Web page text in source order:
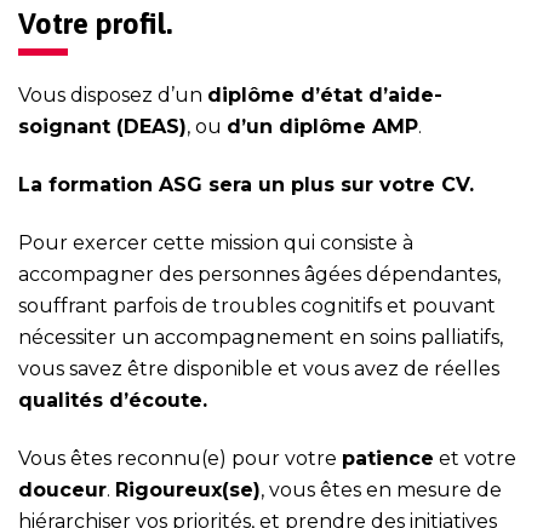
Votre profil.
Vous disposez d’un diplôme d’état d’aide-
soignant (DEAS), ou d’un diplôme AMP.
La formation ASG sera un plus sur votre CV.
Pour exercer cette mission qui consiste à
accompagner des personnes âgées dépendantes,
souffrant parfois de troubles cognitifs et pouvant
nécessiter un accompagnement en soins palliatifs,
vous savez être disponible et vous avez de réelles
qualités d’écoute.
Vous êtes reconnu(e) pour votre patience et votre
douceur. Rigoureux(se), vous êtes en mesure de
hiérarchiser vos priorités, et prendre des initiatives